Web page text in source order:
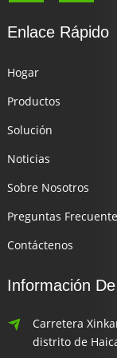
Enlace Rápido
Hogar
Productos
Solución
Noticias
Sobre Nosotros
Preguntas
Contáctenos
Información
Carretera
distrito de